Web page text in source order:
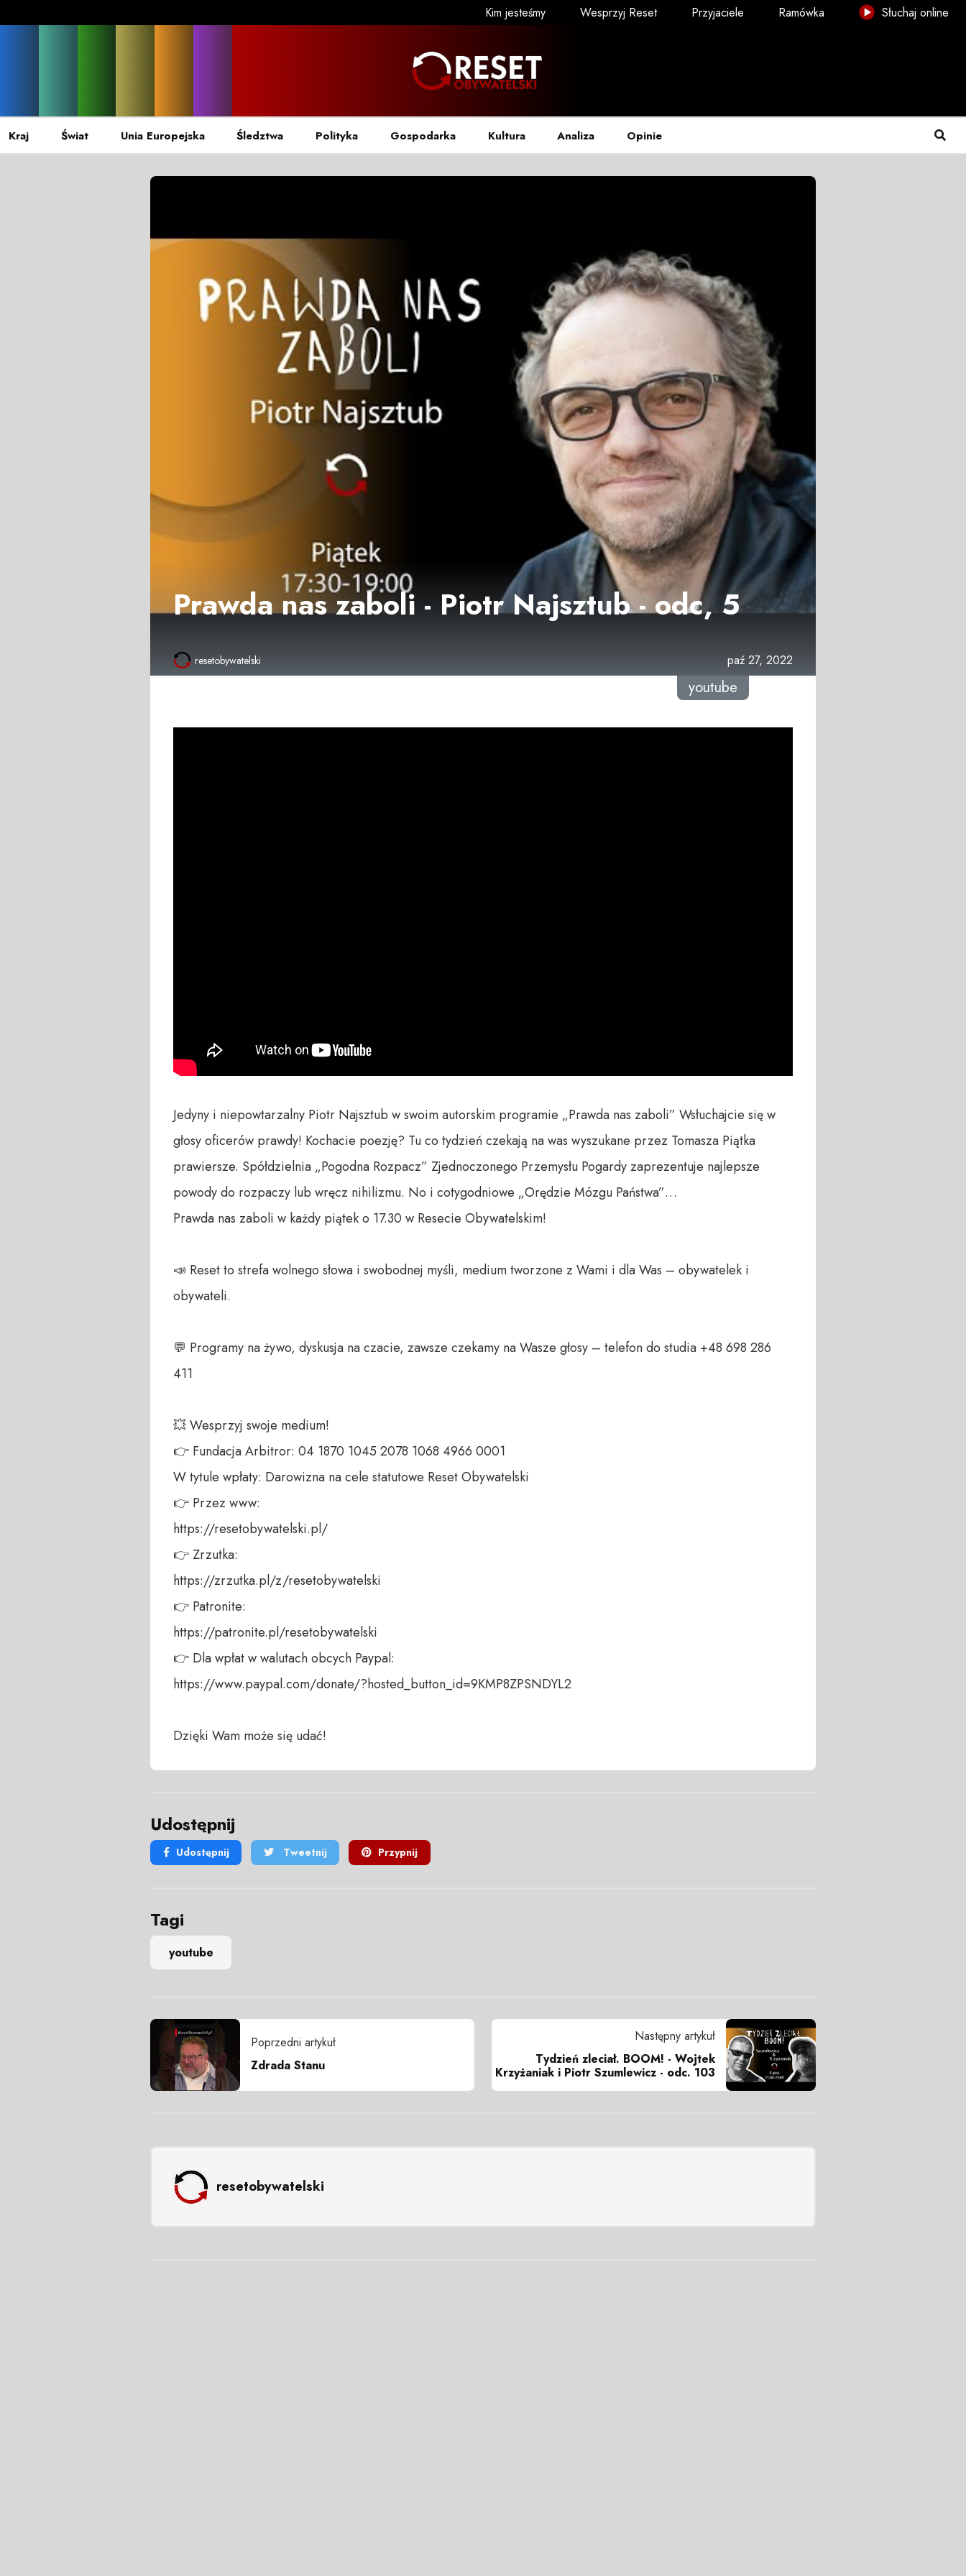
Kim jesteśmy Wesprzyj Reset Przyjaciele Ramówka Słuchaj online
Kraj Świat Unia Europejska Śledztwa Polityka Gospodarka Kultura Analiza Opinie
Prawda nas zaboli - Piotr Najsztub - odc, 5
resetobywatelski paź 27, 2022
youtube
Jedyny i niepowtarzalny Piotr Najsztub w swoim autorskim programie „Prawda nas zaboli” Wsłuchajcie się w
głosy oficerów prawdy! Kochacie poezję? Tu co tydzień czekają na was wyszukane przez Tomasza Piątka
prawiersze. Spółdzielnia „Pogodna Rozpacz” Zjednoczonego Przemysłu Pogardy zaprezentuje najlepsze
powody do rozpaczy lub wręcz nihilizmu. No i cotygodniowe „Orędzie Mózgu Państwa”…
Prawda nas zaboli w każdy piątek o 17.30 w Resecie Obywatelskim!
📣 Reset to strefa wolnego słowa i swobodnej myśli, medium tworzone z Wami i dla Was – obywatelek i
obywateli.
💬 Programy na żywo, dyskusja na czacie, zawsze czekamy na Wasze głosy – telefon do studia +48 698 286
411
💥 Wesprzyj swoje medium!
👉 Fundacja Arbitror: 04 1870 1045 2078 1068 4966 0001
W tytule wpłaty: Darowizna na cele statutowe Reset Obywatelski
👉 Przez www:
https://resetobywatelski.pl/
👉 Zrzutka:
https://zrzutka.pl/z/resetobywatelski
👉 Patronite:
https://patronite.pl/resetobywatelski
👉 Dla wpłat w walutach obcych Paypal:
https://www.paypal.com/donate/?hosted_button_id=9KMP8ZPSNDYL2
Dzięki Wam może się udać!
Udostępnij
Udostępnij Tweetnij Przypnij
Tagi
youtube
Poprzedni artykuł
Zdrada Stanu
Następny artykuł
Tydzień zleciał. BOOM! - Wojtek
Krzyżaniak i Piotr Szumlewicz - odc. 103
resetobywatelski